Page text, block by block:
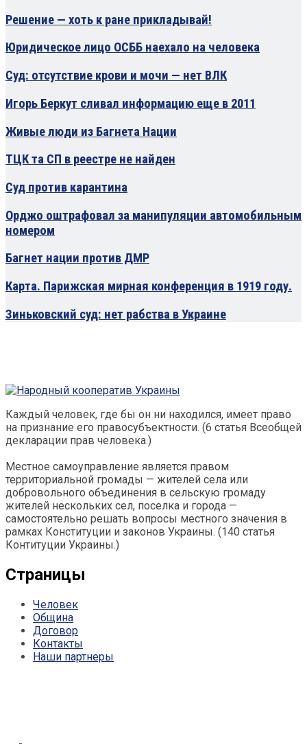
Решение — хоть к ране прикладывай!
Юридическое лицо ОСББ наехало на человека
Суд: отсутствие крови и мочи — нет ВЛК
Игорь Беркут сливал информацию еще в 2011
Живые люди из Багнета Нации
ТЦК та СП в реестре не найден
Суд против карантина
Орджо оштрафовал за манипуляции автомобильным
номером
Багнет нации против ДМР
Карта. Парижская мирная конференция в 1919 году.
Зиньковский суд: нет рабства в Украине
Каждый человек, где бы он ни находился, имеет право
на признание его правосубъектности. (6 статья Всеобщей
декларации прав человека.)
Местное самоуправление является правом
территориальной громады — жителей села или
добровольного объединения в сельскую громаду
жителей нескольких сел, поселка и города —
самостоятельно решать вопросы местного значения в
рамках Конституции и законов Украины. (140 статья
Контитуции Украины.)
Страницы
Человек
Община
Договор
Контакты
Наши партнеры